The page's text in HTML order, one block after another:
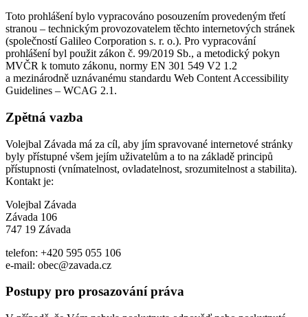
Toto prohlášení bylo vypracováno posouzením provedeným třetí
stranou – technickým provozovatelem těchto internetových stránek
(společností Galileo Corporation s. r. o.). Pro vypracování
prohlášení byl použit zákon č. 99/2019 Sb., a metodický pokyn
MVČR k tomuto zákonu, normy EN 301 549 V2 1.2
a mezinárodně uznávanému standardu Web Content Accessibility
Guidelines – WCAG 2.1.
Zpětná vazba
Volejbal Závada má za cíl, aby jím spravované internetové stránky
byly přístupné všem jejím uživatelům a to na základě principů
přístupnosti (vnímatelnost, ovladatelnost, srozumitelnost a stabilita).
Kontakt je:
Volejbal Závada
Závada 106
747 19 Závada
telefon: +420 595 055 106
e-mail: obec@zavada.cz
Postupy pro prosazování práva